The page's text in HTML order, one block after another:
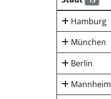
Hamburg
München
Berlin
Mannheim